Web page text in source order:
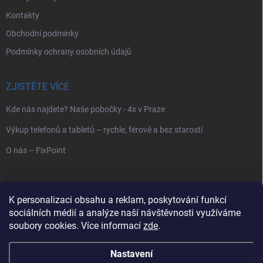
K personalizaci obsahu a reklam, poskytování funkcí
sociálních médií a analýze naší návštěvnosti využíváme
soubory cookies. Více informací zde.
Nastavení
Kontakty
Obchodní podmínky
Podmínky ochrany osobních údajů
ZJISTĚTE VÍCE
Kde nás najdete? Naše pobočky - 4x v Praze
Výkup telefonů a tabletů – rychle, férově a bez starostí
O nás – FixPoint
Hledat